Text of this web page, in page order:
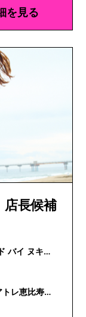
を見る
店長候補
レ恵比寿｜